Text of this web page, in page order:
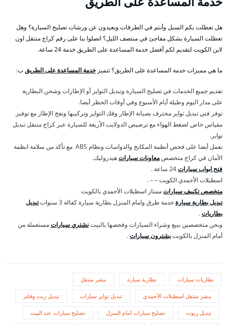
هل تعطلت بكم السبل وأنتم في الطرقات وبعيدون عن ورشات تصليح السيارة؟ وهل
تعطلت السيارة بشكل مفاجئ في منتصف الليل؟ اتصلوا بنا على رقم كراج متنقل اون
لاين الكويت لتقديم لكم أفضل خدمة المساعدة على الطريق خدمة 24 ساعة.
ما هي مميزات خدمة المساعدة على الطريق؟ تتميز خدمة المساعدة على الطريقب:
تقديم جميع الخدمات في تصليح السيارة وتبديل التواير أو الإطارات وشحن البطارية
على مدار اليوم وطيلة أيام الأسبوع وفي أوقات الحظر أيضا.
نوفر فني تبديل تواير محترف بصيانة الإطار وفك التواير وتركيبها ونفخ الإطار مع توفير
مقياس خاص لضغط الهواء مع ترصيص الدولايب الأربعة للسيارة عبر كراج متنقل تبديل
تواير.
نعمل أيضا على فحص أنظمة المكابح والدواسات ونظام ABS مع تأكد من سلامة انظمة
الأمان في كراج متخصصمعاونات سياراتهيدروليك.
فتح ابواب سيارات
اسطبلات الأحمدي الكويت – – .
متخصص تكييف سياراتممتاز اسطبلات الأحمدي بالكويت
تبديل بطارية سيارةخدمة طرق وامام المنزل بطارية سيارة كفالة 3 سنوات
تبديل
بطاريات.
ونحن متخصصين ببيع وشراء السيارات وفحصها بالبيتنشتري سياراتمستعملة من
أمام المنزل بالكويتيشترون سيارات.
بطاريات سيارات بطارية سيارة بنشر متنقل
بنشر متنقل اسطبلات الأحمدي تبديل تواير سيارات تبديل زيت وفلتر
تبديل زيوت تصليح سيارات امام المنزل تصليح سيارات عند البيت